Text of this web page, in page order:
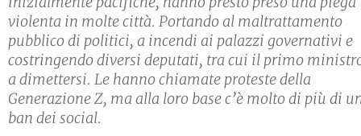
violenta in molte città. Portando al maltrattamento
pubblico di politici, a incendi ai palazzi governativi e
costringendo diversi deputati, tra cui il primo
a dimettersi. Le hanno chiamate proteste della
Generazione Z, ma alla loro base c’è molto di più di
ban dei social.